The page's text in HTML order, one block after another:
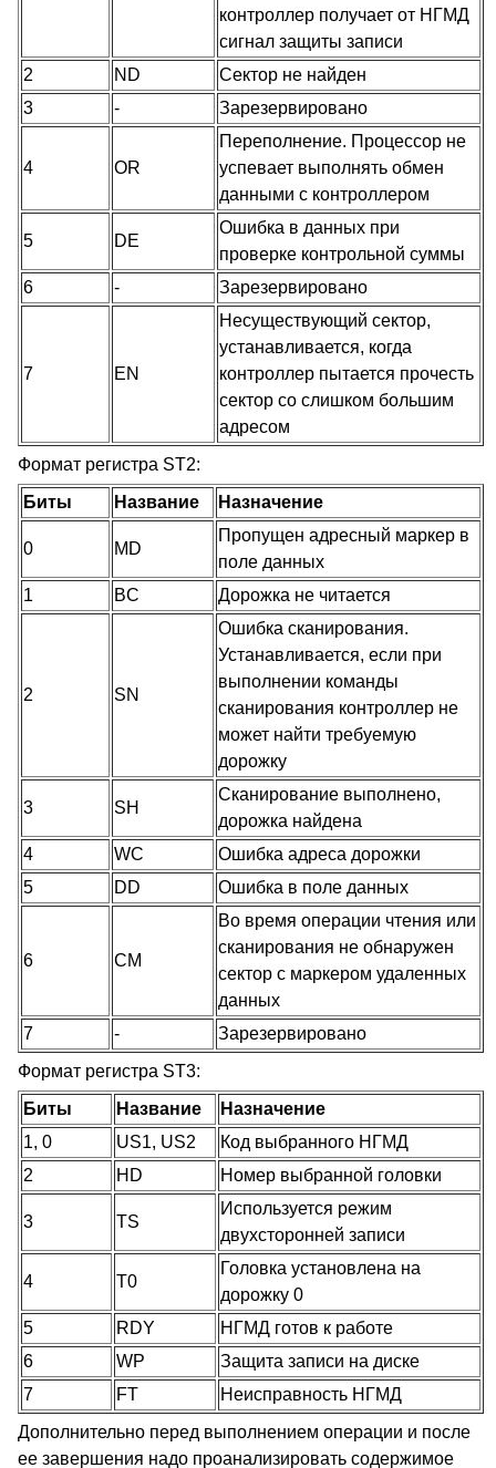
контроллер получает от НГМД
сигнал защиты записи
2
ND
Сектор не найден
3
- Зарезервировано
4 OR
Переполнение. Процессор не
успевает выполнять обмен
данными с контроллером
5 DE
Ошибка в данных при
проверке контрольной суммы
6
- Зарезервировано
7 EN
Несуществующий сектор,
устанавливается, когда
контроллер пытается прочесть
сектор со слишком большим
адресом
Формат регистра ST2:
Биты
Название Назначение
0 MD
Пропущен адресный маркер в
поле данных
1
BC Дорожка не читается
2 SN
Ошибка сканирования.
Устанавливается, если при
выполнении команды
сканирования контроллер не
может найти требуемую
дорожку
3 SH
Сканирование выполнено,
дорожка найдена
4
WC
Ошибка адреса дорожки
5
DD Ошибка в поле данных
6 CM
Во время операции чтения или
сканирования не обнаружен
сектор с маркером удаленных
данных
7
-
Зарезервировано
Формат регистра ST3:
Биты
Название
Назначение
1, 0
US1, US2
Код выбранного НГМД
2
HD Номер выбранной головки
3 TS
Используется режим
двухсторонней записи
4 T0
Головка установлена на
дорожку 0
5
RDY
НГМД готов к работе
6
WP
Защита записи на диске
7
FT
Неисправность НГМД
Дополнительно перед выполнением операции и после
ее завершения надо проанализировать содержимое